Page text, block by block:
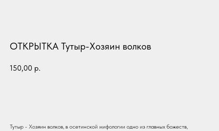
ОТКРЫТКА Тутыр-Хозяин волков
150,00 р.
Тутыр - Хозяин волков, в осетинской мифологии одно из главных божеств,